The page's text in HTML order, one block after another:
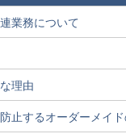
業務について
理由
止するオーダーメイ